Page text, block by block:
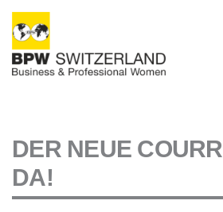
DER NEUE
DA!